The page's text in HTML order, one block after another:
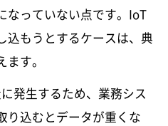
なっていない点です。IoT
込もうとするケースは、典
す。
発生するため、業務シス
り込むとデータが重くな